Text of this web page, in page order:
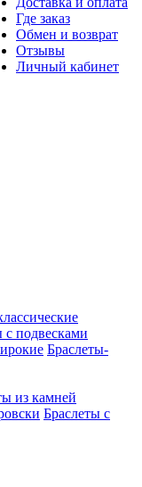
Где заказ
Обмен и возврат
Отзывы
Личный кабинет
с подвесками
Браслеты-
из камней
Браслеты с